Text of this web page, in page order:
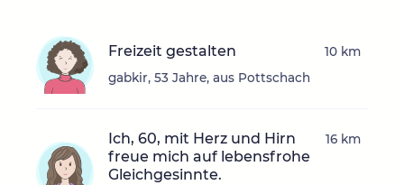
Freizeit gestalten
gabkir, 53 Jahre, aus Pottschach
10 km
Ich, 60, mit Herz und Hirn
freue mich auf lebensfrohe
Gleichgesinnte.
16 km